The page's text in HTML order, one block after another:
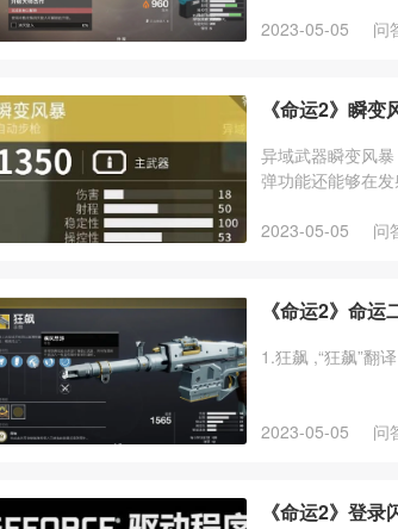
2023-05-05
问
《命运2》瞬变
异域武器瞬变风
弹功能还能够在
2023-05-05
问
《命运2》命运
1.狂飙 ,“狂飙”翻译
2023-05-05 问
《命运2》登录